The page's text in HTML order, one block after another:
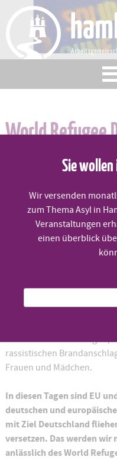
World Refugee
Veröffentlicht am 19. Juni
– Keine Kompromisse bei
– Gleiche Rechte für alle
– Kein weiterer Abbau
1993 das Asylrecht
Abgeordneten wollten die
und stimmten zu. 3 Tage
rassistischen
Frauen und Mädchen.
In diesen Tagen sind EU
deutschen und
mit Ziel Deutschland
versetzen. Das werden
anlässlich des World
Sie
Wir versenden
zum Thema Asyl in
Veranstaltungen
einen überblick